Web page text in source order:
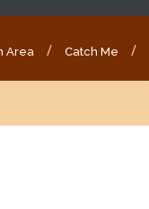
Area Catch Me